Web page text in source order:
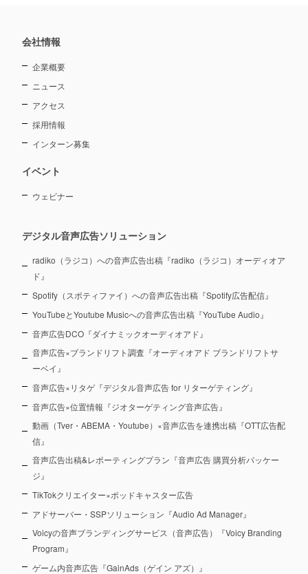
会社情報
企業概要
ニュース
アクセス
採用情報
インターン募集
イベント
ウェビナー
デジタル音声広告ソリューション
radiko（ラジコ）への音声広告出稿『radiko（ラジコ）オーディオア
ド』
Spotify（スポティファイ）への音声広告出稿『Spotify広告配信』
YouTubeとYoutube Musicへの音声広告出稿『YouTube Audio』
音声広告DCO『ダイナミックオーディオアド』
音声広告×ブランドリフト調査『オーディオアド ブランドリフトサ
ーベイ』
音声広告×リタゲ『デジタル音声広告 for リターゲティング』
音声広告×位置情報『ジオターゲティング音声広告』
動画（Tver・ABEMA・Youtube）×音声広告を連携出稿『OTT広告配
信』
音声広告出稿&レポーティングプラン『音声広告 購買分析パッケー
ジ』
TikTokクリエイター×ポッドキャスター広告
アドサーバー・SSPソリューション『Audio Ad Manager』
Voicyの音声ブランディングサービス（音声広告）『Voicy Branding
Program』
ゲーム内音声広告『GainAds（ゲイン アズ）』